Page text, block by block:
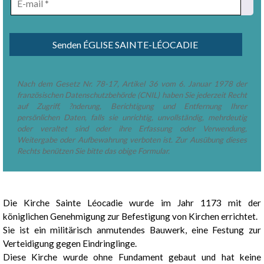
Nach dem Gesetz Nr. 78-17, Artikel 36 vom 6. Januar 1978 der
französischen Datenschutzbehörde (CNIL) haben Sie jederzeit Recht
auf Zugriff, ?nderung, Berichtigung und Entfernung Ihrer
persönlichen Daten, falls sie unrichtig, unvollständig, mehrdeutig
oder veraltet sind oder ihre Erfassung oder Verwendung,
Weitergabe oder Aufbewahrung verboten ist. Zur Ausübung dieses
Rechts benützen Sie bitte das obige Formular.
Präsentation
Die Kirche Sainte Léocadie wurde im Jahr 1173 mit der
königlichen Genehmigung zur Befestigung von Kirchen errichtet.
Sie ist ein militärisch anmutendes Bauwerk, eine Festung zur
Verteidigung gegen Eindringlinge.
Diese Kirche wurde ohne Fundament gebaut und hat keine